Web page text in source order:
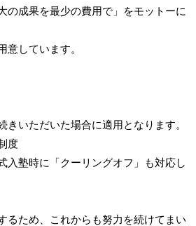
の成果を最少の費用で」をモットーに
意しています。
きいただいた場合に適用となります。
度
入塾時に「クーリングオフ」も対応し
るため、これからも努力を続けてまい